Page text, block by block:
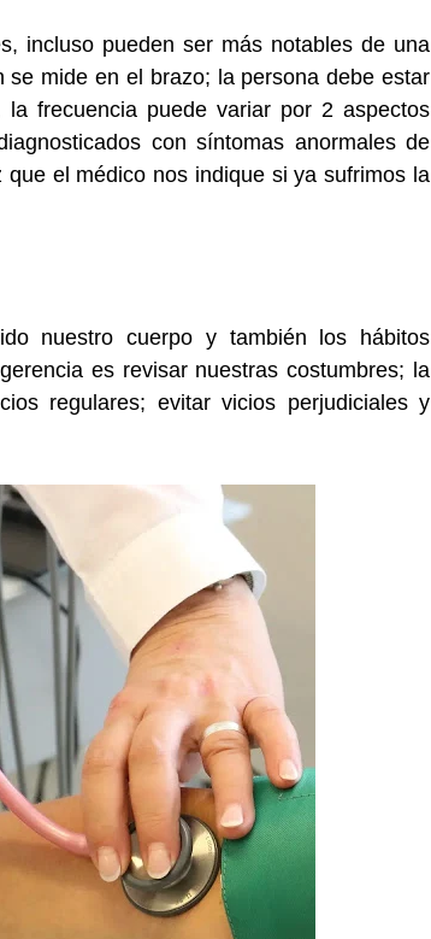
incluso pueden ser más notables de una
mide en el brazo; la persona debe estar
frecuencia puede variar por 2 aspectos
con síntomas anormales de
el médico nos indique si ya sufrimos la
nuestro cuerpo y también los hábitos
es revisar nuestras costumbres; la
regulares; evitar vicios perjudiciales y